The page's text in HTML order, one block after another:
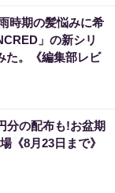
時期の髪悩みに希
」の新シリ
た。《編集部レビ
分の配布も!お盆期
《8月23日まで》